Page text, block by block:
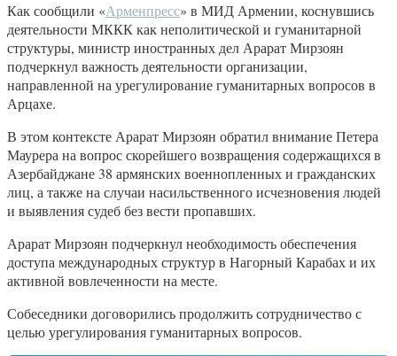
Как сообщили «Арменпресс» в МИД Армении, коснувшись
деятельности МККК как неполитической и гуманитарной
структуры, министр иностранных дел Арарат Мирзоян
подчеркнул важность деятельности организации,
направленной на урегулирование гуманитарных вопросов в
Арцахе.
В этом контексте Арарат Мирзоян обратил внимание Петера
Маурера на вопрос скорейшего возвращения содержащихся в
Азербайджане 38 армянских военнопленных и гражданских
лиц, а также на случаи насильственного исчезновения людей
и выявления судеб без вести пропавших.
Арарат Мирзоян подчеркнул необходимость обеспечения
доступа международных структур в Нагорный Карабах и их
активной вовлеченности на месте.
Собеседники договорились продолжить сотрудничество с
целью урегулирования гуманитарных вопросов.